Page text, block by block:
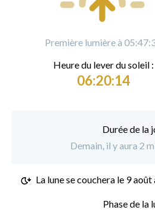
Première lumière à
Heure du lever du soleil :
06:20:14
Durée de la
Demain, il y aura 2
La lune se couchera le 9 août
Phase de la